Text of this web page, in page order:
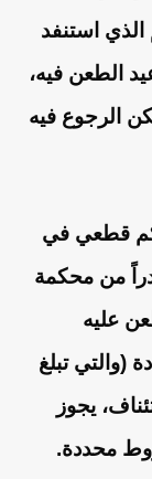
الذي استنفد
الطعن فيه،
الرجوع فيه
قطعي في
من محكمة
عليه
(والتي تبلغ
يجوز
محددة.